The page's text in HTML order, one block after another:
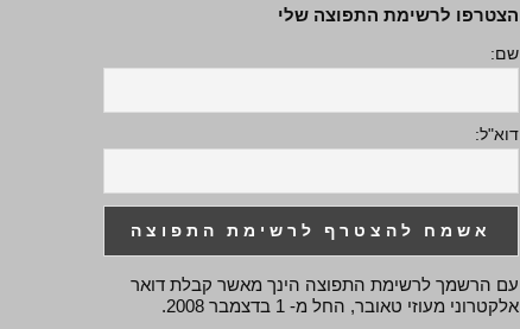
הצטרפו לרשימת התפוצה שלי
שם:
דוא"ל:
עם הרשמך לרשימת התפוצה הינך מאשר קבלת דואר
אלקטרוני מעוזי טאובר, החל מ- 1 בדצמבר 2008.